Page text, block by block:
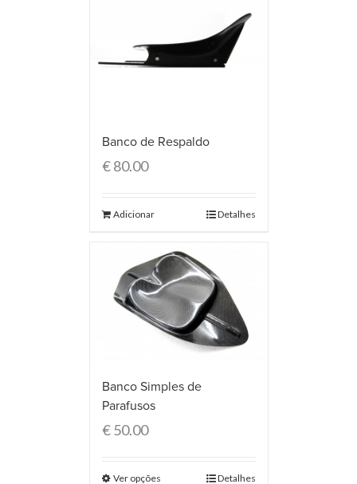
Banco de Respaldo
€80.00
Adicionar Detalhes
Banco Simples de
Parafusos
€50.00
Ver opções Detalhes